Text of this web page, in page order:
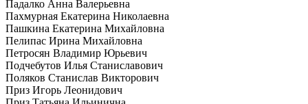
Падалко Анна Валерьевна
Пахмурная Екатерина Николаевна
Пашкина Екатерина Михайловна
Пелипас Ирина Михайловна
Петросян Владимир Юрьевич
Подчебутов Илья Станиславович
Поляков Станислав Викторович
Приз Игорь Леонидович